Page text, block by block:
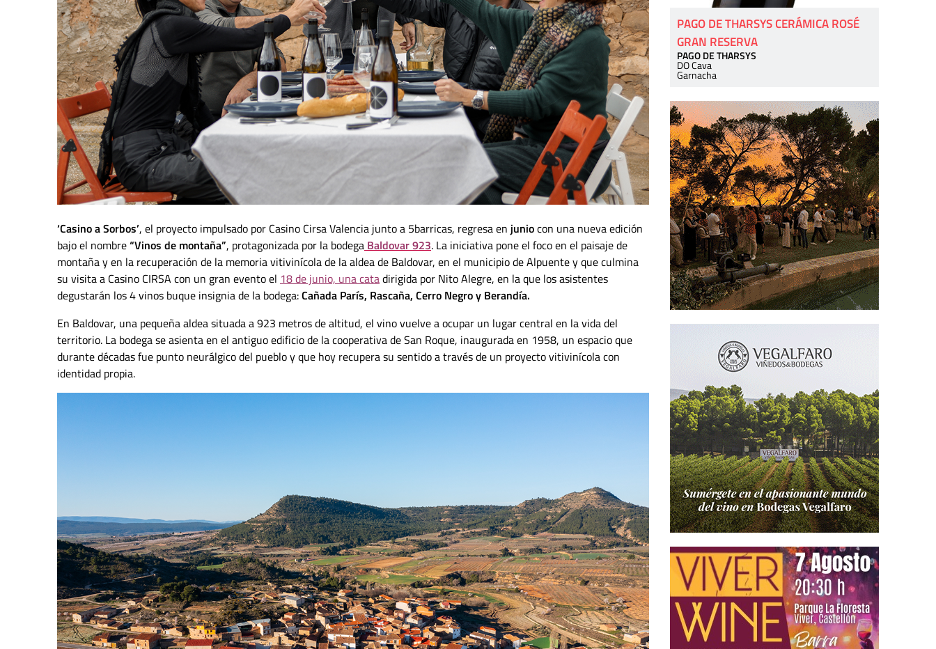
‘Casino a Sorbos’, el proyecto impulsado por Casino Cirsa Valencia junto a 5barricas, regresa en juniocon una nueva edición
bajo el nombre“Vinos de montaña”, protagonizada por la bodega Baldovar 923. La iniciativa pone el foco en el paisaje de
montaña y en la recuperación de la memoria vitivinícola de la aldea de Baldovar, en el municipio de Alpuente y que culmina
su visita a Casino CIRSA con un gran evento el 18 de junio, una catadirigida por Nito Alegre, en la que los asistentes
degustarán los 4 vinos buque insignia de la bodega:Cañada París, Rascaña, Cerro Negro y Berandía.
En Baldovar, una pequeña aldea situada a 923 metros de altitud, el vino vuelve a ocupar un lugar central en la vida del
territorio. La bodega se asienta en el antiguo edificio de la cooperativa de San Roque, inaugurada en 1958, un espacio que
durante décadas fue punto neurálgico del pueblo y que hoy recupera su sentido a través de un proyecto vitivinícola con
identidad propia.
PAGO DE THARSYS CERÁMICA ROSÉ
GRAN RESERVA
PAGO DE THARSYS
DO Cava
Garnacha